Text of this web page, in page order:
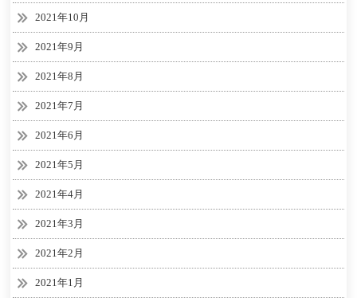
2021年10月
2021年9月
2021年8月
2021年7月
2021年6月
2021年5月
2021年4月
2021年3月
2021年2月
2021年1月